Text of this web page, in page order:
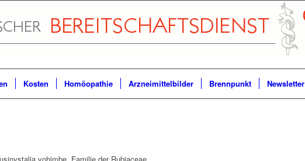
Kosten Homöopathie Arzneimittelbilder Brennpunkt Newsletter